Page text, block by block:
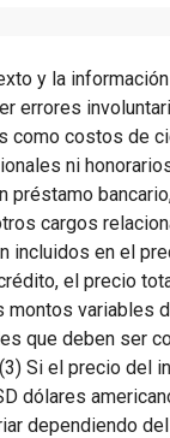
y la
errores
como costos de
ni
préstamo
cargos
incluidos en el
el precio
montos variables
que deben ser
Si el precio del
dólares
dependiendo